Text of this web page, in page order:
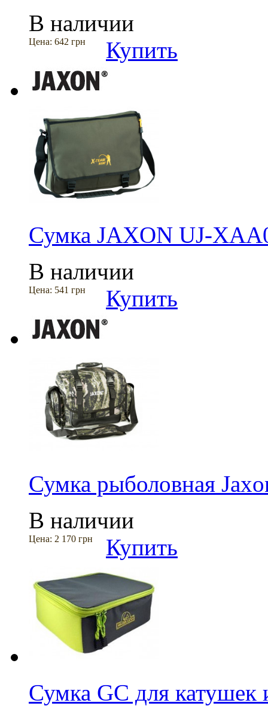
В наличии
Цена: 642 грн Купить
Сумка JAXON UJ-
В наличии
Цена: 541 грн Купить
Сумка рыболовная
В наличии
Цена: 2 170 грн Купить
Сумка GC для катушек